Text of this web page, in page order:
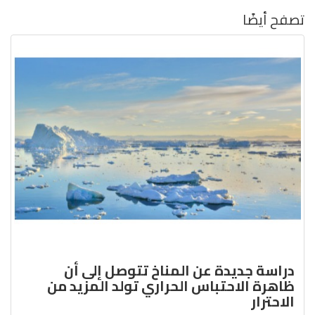
تصفح أيضًا
دراسة جديدة عن المناخ تتوصل إلى أن
ظاهرة الاحتباس الحراري تولد المزيد من
الاحترار